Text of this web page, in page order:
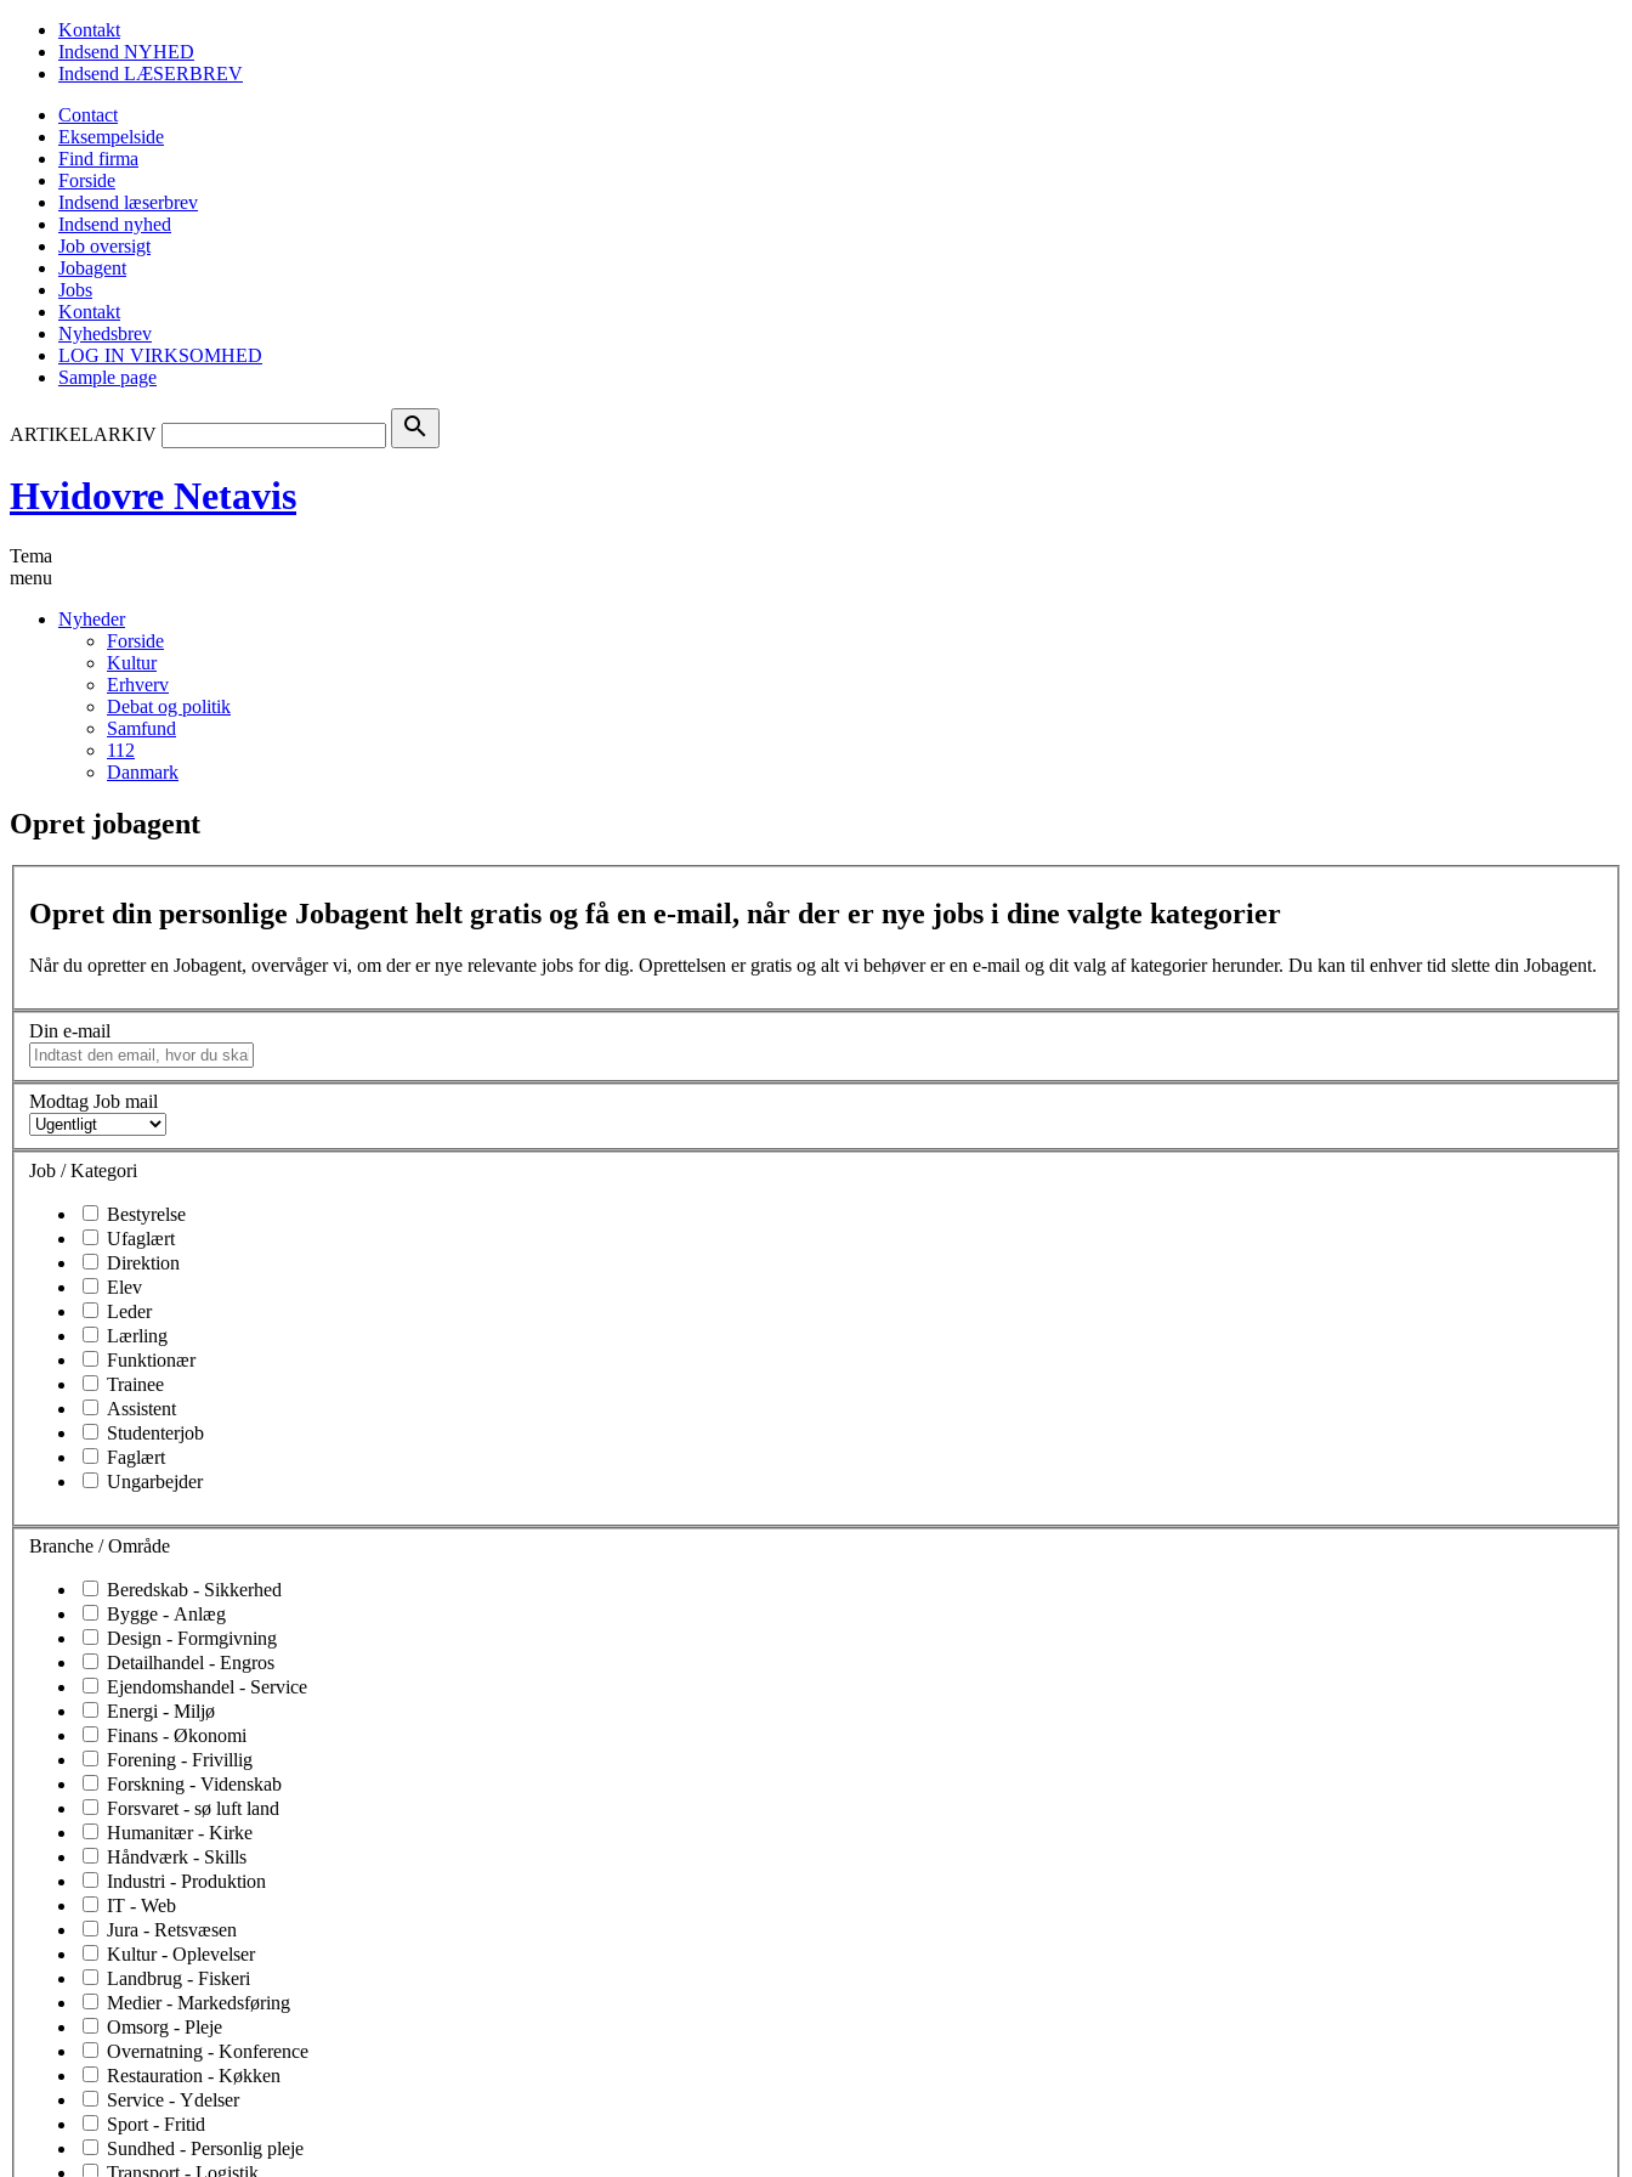
Kontakt
Indsend NYHED
Indsend LÆSERBREV
Contact
Eksempelside
Find firma
Forside
Indsend læserbrev
Indsend nyhed
Job oversigt
Jobagent
Jobs
Kontakt
Nyhedsbrev
LOG IN VIRKSOMHED
Sample page
ARTIKELARKIV search
Hvidovre Netavis
Tema
menu
Nyheder
Forside
Kultur
Erhverv
Debat og politik
Samfund
112
Danmark
Opret jobagent
Opret din personlige Jobagent helt gratis og få en e-mail, når der er nye jobs i dine valgte kategorier
Når du opretter en Jobagent, overvåger vi, om der er nye relevante jobs for dig. Oprettelsen er gratis og alt vi behøver er en e-mail og dit valg af kategorier herunder. Du kan til enhver tid slette din Jobagent.
Din e-mail
Modtag Job mail
Job / Kategori
Bestyrelse
Ufaglært
Direktion
Elev
Leder
Lærling
Funktionær
Trainee
Assistent
Studenterjob
Faglært
Ungarbejder
Branche / Område
Beredskab - Sikkerhed
Bygge - Anlæg
Design - Formgivning
Detailhandel - Engros
Ejendomshandel - Service
Energi - Miljø
Finans - Økonomi
Forening - Frivillig
Forskning - Videnskab
Forsvaret - sø luft land
Humanitær - Kirke
Håndværk - Skills
Industri - Produktion
IT - Web
Jura - Retsvæsen
Kultur - Oplevelser
Landbrug - Fiskeri
Medier - Markedsføring
Omsorg - Pleje
Overnatning - Konference
Restauration - Køkken
Service - Ydelser
Sport - Fritid
Sundhed - Personlig pleje